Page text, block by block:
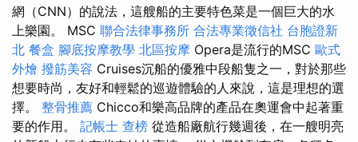
網（CNN）的說法，這艘船的主要特色菜是一個巨大的水
上樂園。 MSC 聯合法律事務所 合法專業徵信社 台胞證新
北 餐盒 腳底按摩教學 北區按摩 Opera是流行的MSC 歐式
外燴 撥筋美容 Cruises沉船的優雅中段船隻之一，對於那些
想要時尚，友好和輕鬆的巡遊體驗的人來說，這是理想的選
擇。 整骨推薦 Chicco和樂高品牌的產品在奧運會中起著重
要的作用。 記帳士 查榜 從造船廠航行幾週後，在一艘明亮